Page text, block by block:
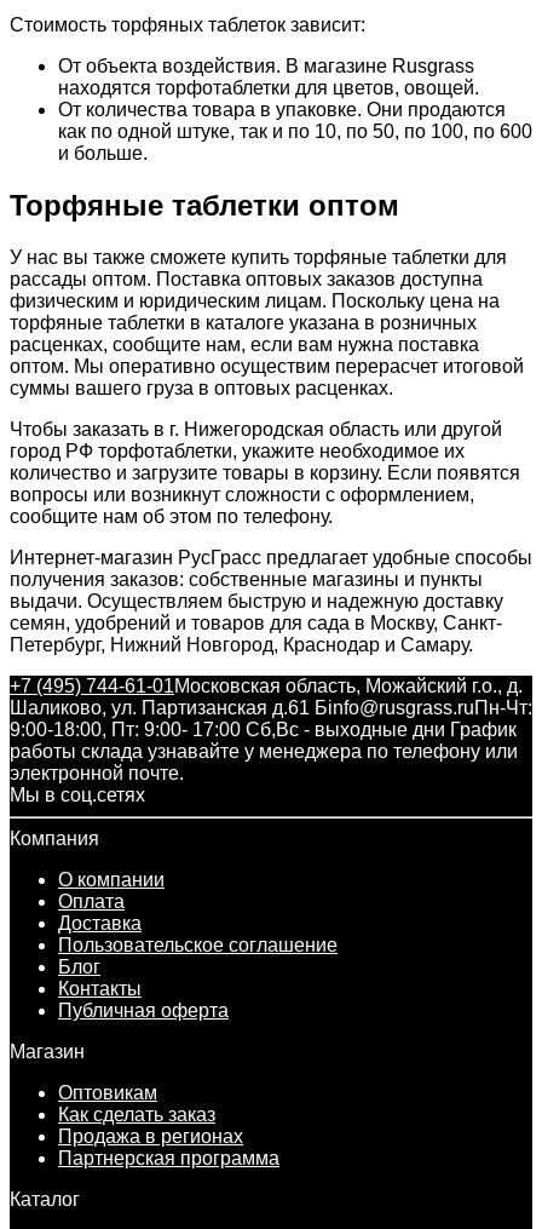
Стоимость торфяных таблеток зависит:
От объекта воздействия. В магазине Rusgrass
находятся торфотаблетки для цветов, овощей.
От количества товара в упаковке. Они продаются
как по одной штуке, так и по 10, по 50, по 100, по 600
и больше.
Торфяные таблетки оптом
У нас вы также сможете купить торфяные таблетки для
рассады оптом. Поставка оптовых заказов доступна
физическим и юридическим лицам. Поскольку цена на
торфяные таблетки в каталоге указана в розничных
расценках, сообщите нам, если вам нужна поставка
оптом. Мы оперативно осуществим перерасчет итоговой
суммы вашего груза в оптовых расценках.
Чтобы заказать в г. Нижегородская область или другой
город РФ торфотаблетки, укажите необходимое их
количество и загрузите товары в корзину. Если появятся
вопросы или возникнут сложности с оформлением,
сообщите нам об этом по телефону.
Интернет-магазин РусГрасс предлагает удобные способы
получения заказов: собственные магазины и пункты
выдачи. Осуществляем быструю и надежную доставку
семян, удобрений и товаров для сада в Москву, Санкт-
Петербург, Нижний Новгород, Краснодар и Самару.
+7 (495) 744-61-01Московская область, Можайский г.о., д.
Шаликово, ул. Партизанская д.61 Бinfo@rusgrass.ruПн-Чт:
9:00-18:00, Пт: 9:00- 17:00 Сб,Вс - выходные дни График
работы склада узнавайте у менеджера по телефону или
электронной почте.
Мы в соц.сетях
Компания
О компании
Оплата
Доставка
Пользовательское соглашение
Блог
Контакты
Публичная оферта
Магазин
Оптовикам
Как сделать заказ
Продажа в регионах
Партнерская программа
Каталог